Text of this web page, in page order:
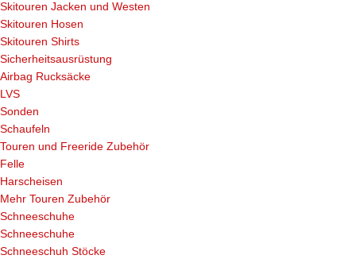
Skitouren Jacken und Westen
Skitouren Hosen
Skitouren Shirts
Sicherheitsausrüstung
Airbag Rucksäcke
LVS
Sonden
Schaufeln
Touren und Freeride Zubehör
Felle
Harscheisen
Mehr Touren Zubehör
Schneeschuhe
Schneeschuhe
Schneeschuh Stöcke